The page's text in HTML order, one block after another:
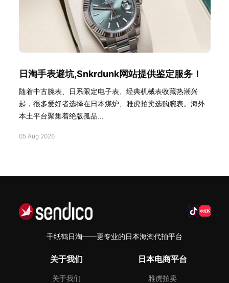
日淘手表避坑,Snkrdunk网站提供鉴定服务！
随着中古腕表、日系限定电子表、经典机械表收藏热潮兴
起，很多爱好者选择在日本煤炉、雅虎拍卖选购腕表。海外
本土平台聚集着绝版孤品...
05 Aug 2026
千纸鹤日淘——更专业的日本海淘代拍平台
关于我们
关于我们
日本电商平台
雅虎拍卖